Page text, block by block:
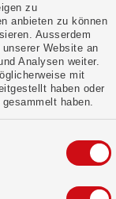
zu
anbieten zu können
Ausserdem
Website an
Analysen weiter.
mit
haben oder
haben.